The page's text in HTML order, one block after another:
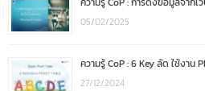
05/02/2025
ความรู้ CoP : 6 Key ลัด ใช้งาน
27/12/2024